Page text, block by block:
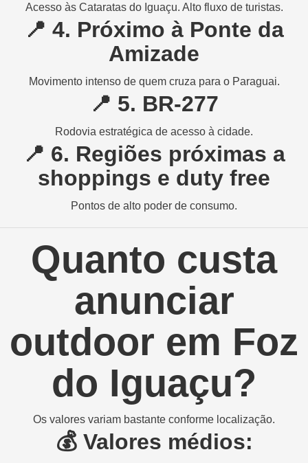
Acesso às Cataratas do Iguaçu. Alto fluxo de turistas.
📍 4. Próximo à Ponte da
Amizade
Movimento intenso de quem cruza para o Paraguai.
📍 5. BR-277
Rodovia estratégica de acesso à cidade.
📍 6. Regiões próximas a
shoppings e duty free
Pontos de alto poder de consumo.
Quanto custa
anunciar
outdoor em Foz
do Iguaçu?
Os valores variam bastante conforme localização.
💰 Valores médios: